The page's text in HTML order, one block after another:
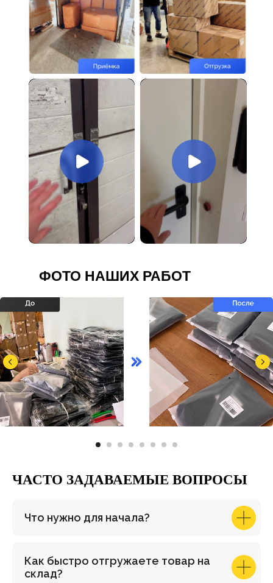
ФОТО НАШИХ РАБОТ
ЧАСТО ЗАДАВАЕМЫЕ ВОПРОСЫ
Что нужно для начала?
Как быстро отгружаете товар на
склад?